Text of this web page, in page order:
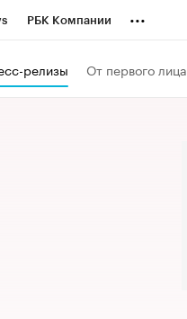
РБК Компании ...
релизы От первого лица